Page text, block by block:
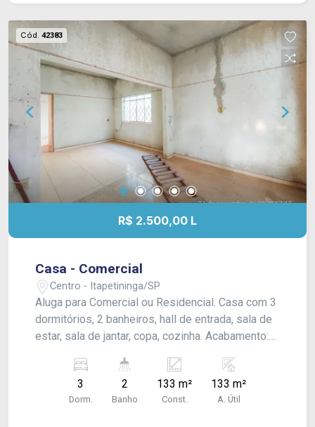
Cód. 42383
R$ 2.500,00 L
Casa - Comercial
Centro - Itapetininga/SP
Aluga para Comercial ou Residencial. Casa com 3
dormitórios, 2 banheiros, hall de entrada, sala de
estar, sala de jantar, copa, cozinha. Acabamento:
3
Dorm.
2
Banho
133 m²
Const.
133 m²
A. Útil